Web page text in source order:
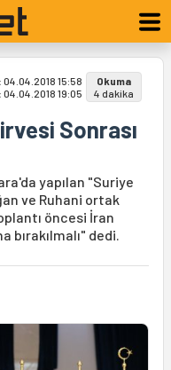
04.04.2018 15:58
04.04.2018 19:05
Okuma
4 dakika
Sonrası
yapılan "Suriye
ve Ruhani ortak
öncesi İran
bırakılmalı" dedi.